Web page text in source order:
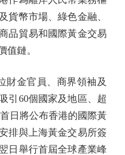
貨幣市場、綠色金融、
品貿易和國際黃金交易
值鏈。
金官員、商界領袖及
引60個國家及地區、超
日將公布香港的國際黃
排與上海黃金交易所簽
日舉行首屆全球產業峰